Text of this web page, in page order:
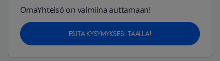
OmaYhteisö on valmiina auttamaan!
ESITÄ KYSYMYKSESI TÄÄLLÄ!